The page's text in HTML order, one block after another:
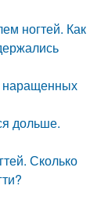
ногтей. Как
наращенных
дольше.
Сколько